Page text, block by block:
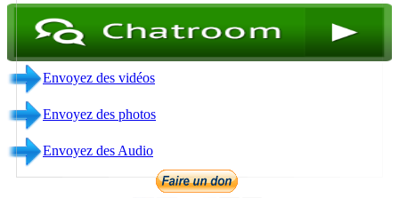
Envoyez des Audio